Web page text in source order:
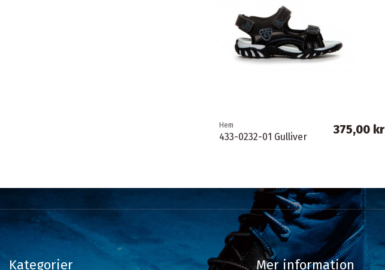
Hem
433-0232-01 Gulliver
375,00 kr
Kategorier Mer information